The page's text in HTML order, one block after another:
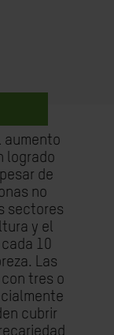
aumento
logrado
de
no
sectores
y el
10
Las
tres o
cubrir